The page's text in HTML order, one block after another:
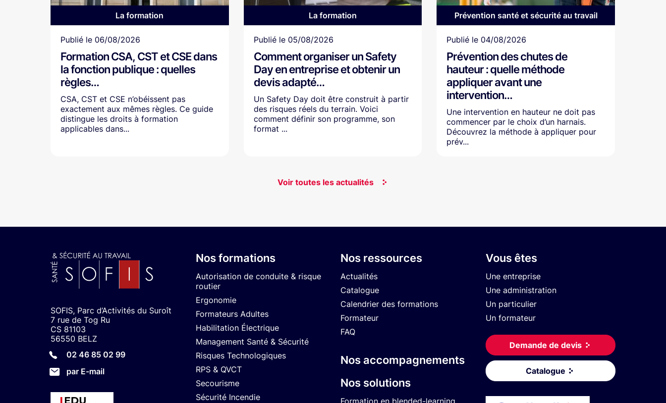
La formation
Article
Publié le 06/08/2026
Formation CSA, CST et CSE dans
la fonction publique : quelles
règles…
CSA, CST et CSE n’obéissent pas
exactement aux mêmes règles. Ce guide
distingue les droits à formation
applicables dans...
La formation
Article
Publié le 05/08/2026
Comment organiser un Safety
Day en entreprise et obtenir un
devis adapté…
Un Safety Day doit être construit à partir
des risques réels du terrain. Voici
comment définir son programme, son
format ...
Prévention santé et sécurité au travail
Article
Publié le 04/08/2026
Prévention des chutes de
hauteur : quelle méthode
appliquer avant une
intervention…
Une intervention en hauteur ne doit pas
commencer par le choix d’un harnais.
Découvrez la méthode à appliquer pour
prév...
Voir toutes les actualités
SOFIS, Parc d’Activités du Suroît
7 rue de Tog Ru
CS 81103
56550 BELZ
02 46 85 02 99
par E-mail
Nos formations
Autorisation de conduite & risque
routier
Ergonomie
Formateurs Adultes
Habilitation Électrique
Management Santé & Sécurité
Risques Technologiques
RPS & QVCT
Secourisme
Sécurité Incendie
Nos ressources
Actualités
Catalogue
Calendrier des formations
Formateur
FAQ
Nos accompagnements
Nos solutions
Vous êtes
Une entreprise
Une administration
Un particulier
Un formateur
Demande de devis
Catalogue